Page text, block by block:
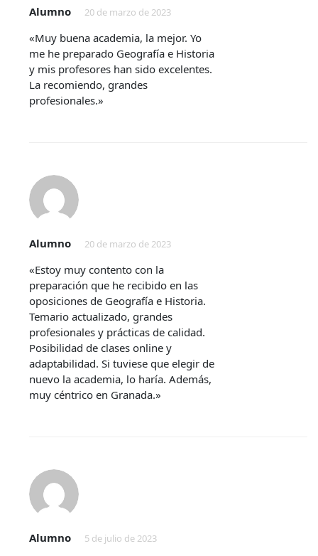
Alumno 20 de marzo de 2023
«Muy buena academia, la mejor. Yo
me he preparado Geografía e Historia
y mis profesores han sido excelentes.
La recomiendo, grandes
profesionales.»
Alumno 20 de marzo de 2023
«Estoy muy contento con la
preparación que he recibido en las
oposiciones de Geografía e Historia.
Temario actualizado, grandes
profesionales y prácticas de calidad.
Posibilidad de clases online y
adaptabilidad. Si tuviese que elegir de
nuevo la academia, lo haría. Además,
muy céntrico en Granada.»
Alumno 5 de julio de 2023